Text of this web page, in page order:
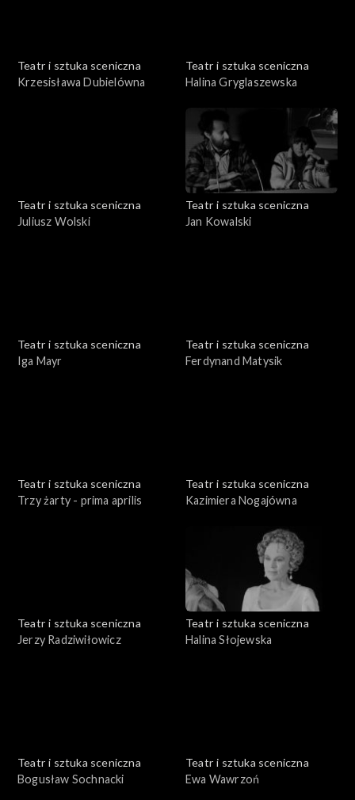
Teatr i sztuka sceniczna
Krzesisława Dubielówna
Teatr i sztuka sceniczna
Halina Gryglaszewska
Teatr i sztuka sceniczna
Juliusz Wolski
Teatr i sztuka sceniczna
Jan Kowalski
Teatr i sztuka sceniczna
Iga Mayr
Teatr i sztuka sceniczna
Ferdynand Matysik
Teatr i sztuka sceniczna
Trzy żarty - prima aprilis
Teatr i sztuka sceniczna
Kazimiera Nogajówna
Teatr i sztuka sceniczna
Jerzy Radziwiłowicz
Teatr i sztuka sceniczna
Halina Słojewska
Teatr i sztuka sceniczna
Bogusław Sochnacki
Teatr i sztuka sceniczna
Ewa Wawrzoń